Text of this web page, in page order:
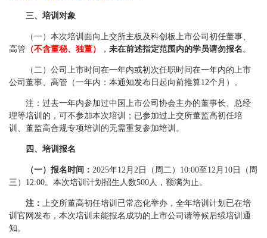
三、培训对象
（一）本次培训面向上交所主板及科创板上市公司初任董事、
高管 （不含董秘、独董） ， 未在前述指定范围内的学员请勿报名。
（二）公司上市时间在一年内或初次任职时间在一年内的上市
公司董事、高管（一年内：本通知发布日起向前推算12个月）。
注：过去一年内参加过中国上市公司协会主办的董事长、总经
理等培训的，可不参加本次培训；已参加过上交所董监高初任培
训、董监高合规专项培训的无需重复参加培训。
四、培训报名
（一）报名时间： 2025年12月2日（周二）10:00至12月10日（周
三）12:00。本次培训计划招生人数500人，额满为止。
注： 上交所董高初任培训已常态化举办，全年培训计划已在培
训官网发布，本次培训未能报名成功的上市公司请等候后续培训通
知。